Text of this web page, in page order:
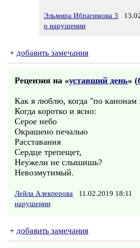
Эльмира Ибрагимова 3
о нарушении
+ добавить замечания
Рецензия на «уставший день» (
Как я люблю, когда "по канонам
Когда коротко и ясно:
Серое небо
Окрашено печалью
Расставания
Сердце трепещет,
Неужели не слышишь?
Невозмутимый.
Лейла Алекперова 11.02.2019 18:11
нарушении
+ добавить замечания